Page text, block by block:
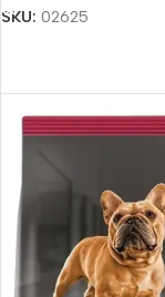
SKU: 02625